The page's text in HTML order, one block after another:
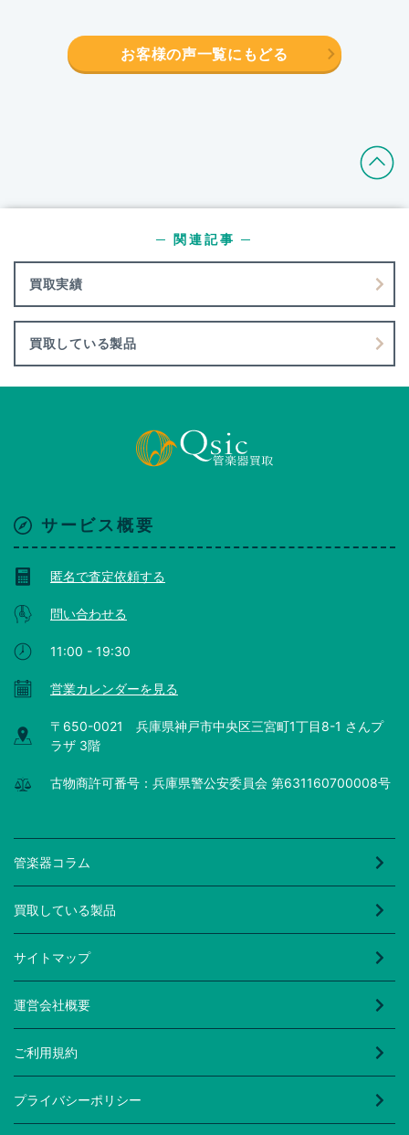
お客様の声一覧にもどる
買取実績
─ 関連記事 ─
買取している製品
サービス概要
匿名で査定依頼する
問い合わせる
11:00 - 19:30
営業カレンダーを見る
〒650-0021 兵庫県神戸市中央区三宮町1丁目8-1 さんプ
ラザ 3階
古物商許可番号：兵庫県警公安委員会 第631160700008号
管楽器コラム
買取している製品
サイトマップ
運営会社概要
ご利用規約
プライバシーポリシー